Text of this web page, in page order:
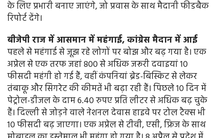
के लिए प्रभारी बनाए जाएंगे, जो प्रवास के साथ मैदानी फीडबैक
रिपोर्ट देंगे।
बीजेपी राज में आसमान में महंगाई, कांग्रेस मैदान में आई
पहले से महंगाई से जूझ रहे लोगों पर बोझ और बढ़ गया है। एक
अप्रेल से एक तरफ जहां 800 से अधिक जरूरी दवाइयां 10
फीसदी महंगी हो गई हैं, वहीं कंपनियां ब्रेड-बिस्किट से लेकर
तंबाकू और सिगरेट की कीमतें भी बढ़ा रही हैं। पिछले 10 दिन में
पेट्रोल-डीजल के दाम 6.40 रुपए प्रति लीटर से अधिक बढ़ चुके
हैं। दिल्ली से जोड़ने वाले नेशनल देवास हाइवे पर टोल टैक्स भी
10 फीसदी बढ़ जाएगा। एक अप्रेल से टीवी, एसी, फ्रिज के साथ